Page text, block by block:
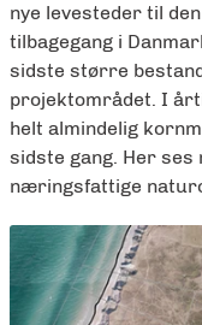
nye levesteder til
tilbagegang i
sidste større
projektområdet. I
helt almindelig
sidste gang. Her ses
næringsfattige